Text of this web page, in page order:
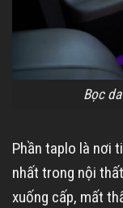
Bọc
Phần taplo là nơi
nhất trong nội
xuống cấp, mất